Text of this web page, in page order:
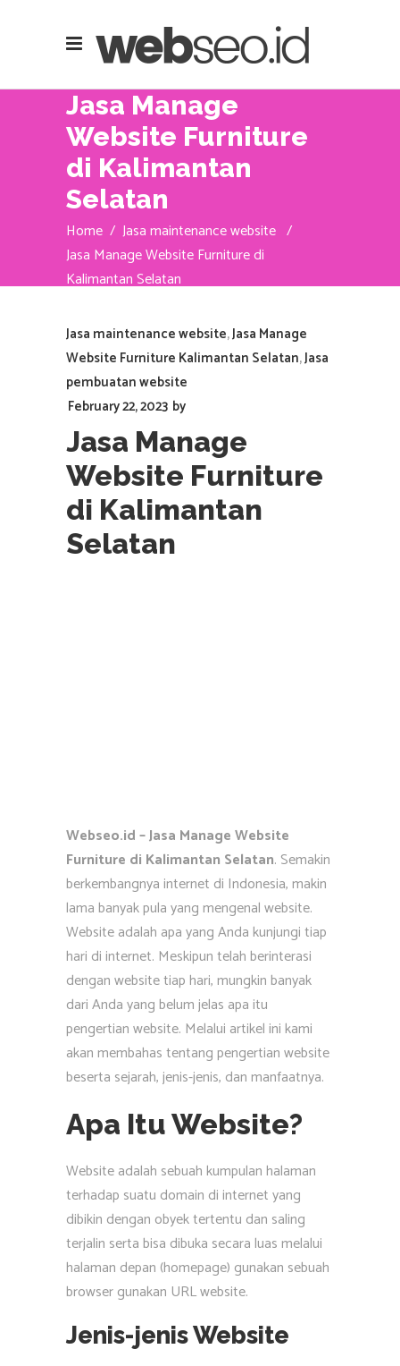
Jasa Manage
Website Furniture
di Kalimantan
Selatan
Home / Jasa maintenance website /
Jasa Manage Website Furniture di
Kalimantan Selatan
Jasa maintenance website,Jasa Manage
Website Furniture Kalimantan Selatan,Jasa
pembuatan website
February 22, 2023 by
Jasa Manage
Website Furniture
di Kalimantan
Selatan
Webseo.id – Jasa Manage Website
Furniture di Kalimantan Selatan. Semakin
berkembangnya internet di Indonesia, makin
lama banyak pula yang mengenal website.
Website adalah apa yang Anda kunjungi tiap
hari di internet. Meskipun telah berinterasi
dengan website tiap hari, mungkin banyak
dari Anda yang belum jelas apa itu
pengertian website. Melalui artikel ini kami
akan membahas tentang pengertian website
beserta sejarah, jenis-jenis, dan manfaatnya.
Apa Itu Website?
Website adalah sebuah kumpulan halaman
terhadap suatu domain di internet yang
dibikin dengan obyek tertentu dan saling
terjalin serta bisa dibuka secara luas melalui
halaman depan (homepage) gunakan sebuah
browser gunakan URL website.
Jenis-jenis Website